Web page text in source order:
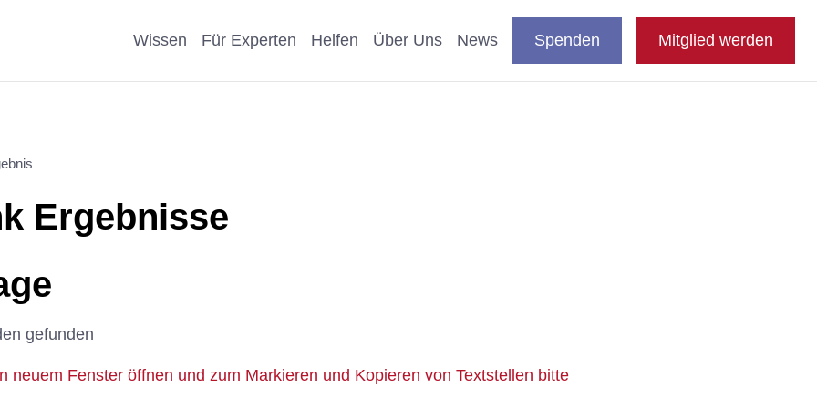
auswählen
DE
Wissen
Wissenschaftliche Argumente
Für Experten Helfen
Als Förderer/Förderin
spenden
Über Uns News Spenden Mitglied werden
Ergebnisse
gefunden
neuem Fenster öffnen und zum Markieren und Kopieren von Textstellen bitte